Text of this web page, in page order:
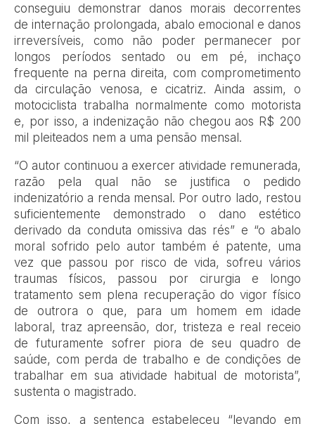
conseguiu demonstrar danos morais decorrentes
de internação prolongada, abalo emocional e danos
irreversíveis, como não poder permanecer por
longos períodos sentado ou em pé, inchaço
frequente na perna direita, com comprometimento
da circulação venosa, e cicatriz. Ainda assim, o
motociclista trabalha normalmente como motorista
e, por isso, a indenização não chegou aos R$ 200
mil pleiteados nem a uma pensão mensal.
“O autor continuou a exercer atividade remunerada,
razão pela qual não se justifica o pedido
indenizatório a renda mensal. Por outro lado, restou
suficientemente demonstrado o dano estético
derivado da conduta omissiva das rés” e “o abalo
moral sofrido pelo autor também é patente, uma
vez que passou por risco de vida, sofreu vários
traumas físicos, passou por cirurgia e longo
tratamento sem plena recuperação do vigor físico
de outrora o que, para um homem em idade
laboral, traz apreensão, dor, tristeza e real receio
de futuramente sofrer piora de seu quadro de
saúde, com perda de trabalho e de condições de
trabalhar em sua atividade habitual de motorista”,
sustenta o magistrado.
Com isso, a sentença estabeleceu “levando em